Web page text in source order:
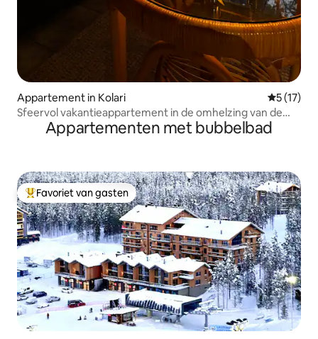
Appartement in Kolari
5 (17)
Sfeervol vakantieappartement in de omhelzing van de
Appartementen met bubbelbad
Topfavoriet van gasten
Favoriet van gasten